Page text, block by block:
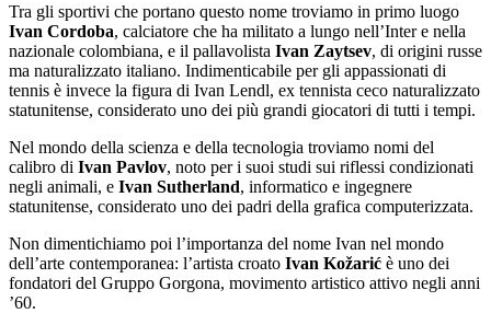
Tra gli sportivi che portano questo nome troviamo in primo luogo
Ivan Cordoba, calciatore che ha militato a lungo nell’Inter e nella
nazionale colombiana, e il pallavolista Ivan Zaytsev, di origini russe
ma naturalizzato italiano. Indimenticabile per gli appassionati di
tennis è invece la figura di Ivan Lendl, ex tennista ceco naturalizzato
statunitense, considerato uno dei più grandi giocatori di tutti i tempi.
Nel mondo della scienza e della tecnologia troviamo nomi del
calibro di Ivan Pavlov, noto per i suoi studi sui riflessi condizionati
negli animali, e Ivan Sutherland, informatico e ingegnere
statunitense, considerato uno dei padri della grafica computerizzata.
Non dimentichiamo poi l’importanza del nome Ivan nel mondo
dell’arte contemporanea: l’artista croato Ivan Kožarić è uno dei
fondatori del Gruppo Gorgona, movimento artistico attivo negli anni
’60.